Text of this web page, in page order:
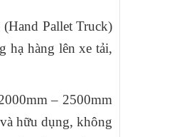
(Hand Pallet Truck)
hạ hàng lên xe tải,
– 2500mm
hữu dụng, không